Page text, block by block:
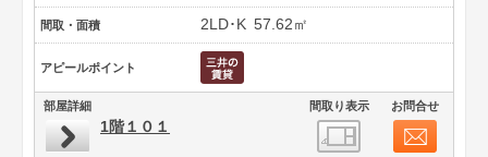
間取・面積 2LD･K 57.62㎡
アピールポイント
部屋詳細 間取り表示 お問合せ
1階１０１